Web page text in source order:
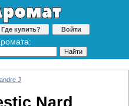
Где купить? Войти
J